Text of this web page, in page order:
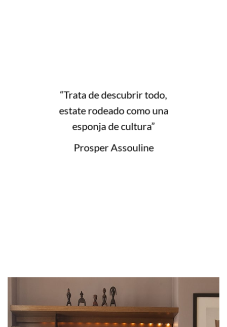
“Trata de descubrir todo,
estate rodeado como una
esponja de cultura”
Prosper Assouline